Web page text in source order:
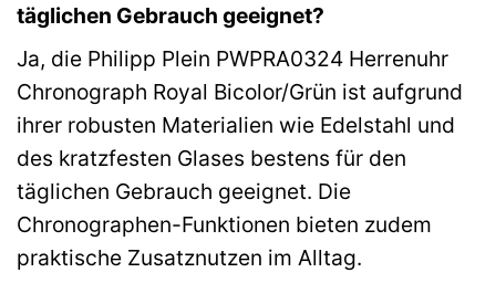
täglichen Gebrauch geeignet?
Ja, die Philipp Plein PWPRA0324 Herrenuhr
Chronograph Royal Bicolor/Grün ist aufgrund
ihrer robusten Materialien wie Edelstahl und
des kratzfesten Glases bestens für den
täglichen Gebrauch geeignet. Die
Chronographen-Funktionen bieten zudem
praktische Zusatznutzen im Alltag.